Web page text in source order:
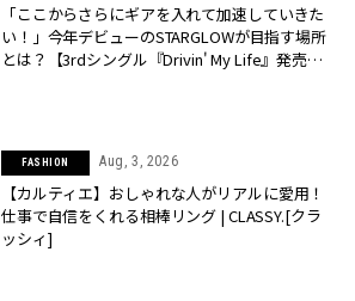
「ここからさらにギアを入れて加速していきた
い！」今年デビューのSTARGLOWが目指す場所
とは？【3rdシングル『Drivin' My Life』発売】 |
FASHION Aug, 3, 2026
【カルティエ】おしゃれな人がリアルに愛用！
仕事で自信をくれる相棒リング | CLASSY.[クラ
ッシィ]